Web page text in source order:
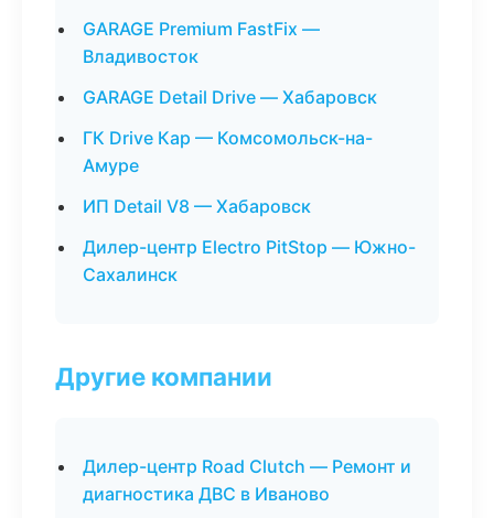
GARAGE Premium FastFix —
Владивосток
GARAGE Detail Drive — Хабаровск
ГК Drive Кар — Комсомольск-на-
Амуре
ИП Detail V8 — Хабаровск
Дилер-центр Electro PitStop — Южно-
Сахалинск
Другие компании
Дилер-центр Road Clutch — Ремонт и
диагностика ДВС в Иваново